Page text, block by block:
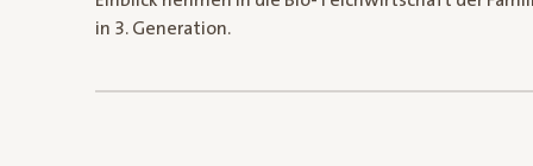
in 3. Generation.